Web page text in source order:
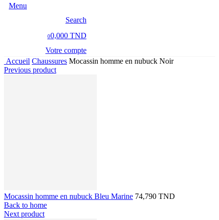
Menu
Search
00,000 TND
Votre compte
Accueil Chaussures Mocassin homme en nubuck Noir
Previous product
Mocassin homme en nubuck Bleu Marine 74,790 TND
Back to home
Next product